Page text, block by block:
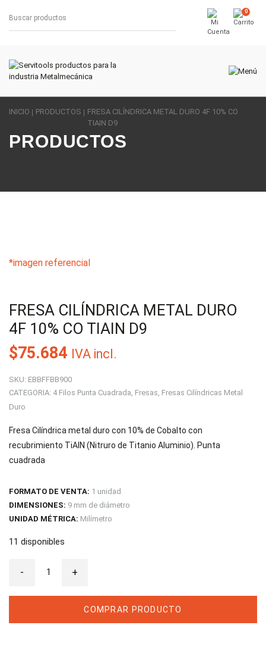
0
INICIO PRODUCTOS
FRESA CILÍNDRICA METAL DURO 4F 10% CO
TIAIN D9
PRODUCTOS
*imagen referencial
FRESA CILÍNDRICA METAL DURO
4F 10% CO TIAIN D9
$75.684 IVA incl.
SKU: EBBFFBB900
CATEGORIA: 4 Filos Punta Cuadrada, Fresas, Fresas Cilíndricas Metal
Duro
Fresa Cilíndrica metal duro con 10% de Cobalto con
recubrimiento TiAIN (Nitruro de Titanio Aluminio). Punta
cuadrada
FORMATO DE VENTA: 1 unidad
DIMENSIONES: 9 mm de diámetro
UNIDAD MÉTRICA: Milímetro
11 disponibles
-
Cilíndrica +
COMPRAR PRODUCTO